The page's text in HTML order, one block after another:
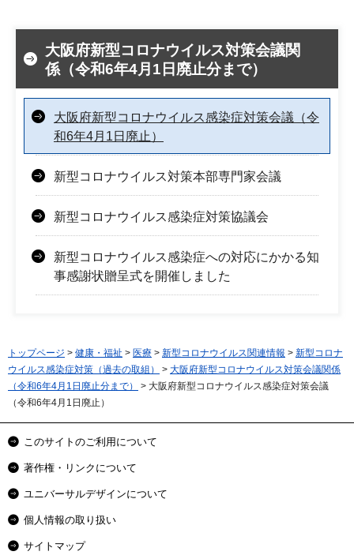
大阪府新型コロナウイルス対策会議関
係（令和6年4月1日廃止分まで）
大阪府新型コロナウイルス感染症対策会議（令
和6年4月1日廃止）
新型コロナウイルス対策本部専門家会議
新型コロナウイルス感染症対策協議会
新型コロナウイルス感染症への対応にかかる知
事感謝状贈呈式を開催しました
トップページ > 健康・福祉 > 医療 > 新型コロナウイルス関連情報 > 新型コロナ
ウイルス感染症対策（過去の取組）
> 大阪府新型コロナウイルス対策会議関係
（令和6年4月1日廃止分まで）
> 大阪府新型コロナウイルス感染症対策会議
（令和6年4月1日廃止）
このサイトのご利用について
著作権・リンクについて
ユニバーサルデザインについて
個人情報の取り扱い
サイトマップ